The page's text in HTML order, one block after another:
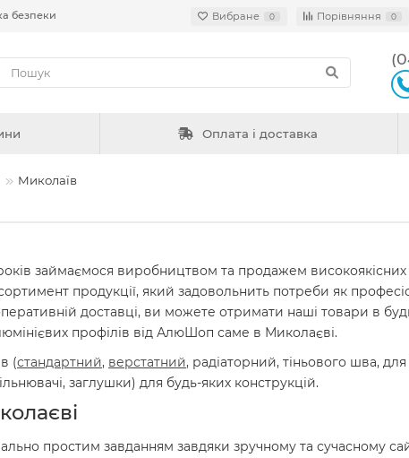
безпеки Вибране 0 Порівняння 0
Оплата і доставка
Mиколаїв
займаємося виробництвом та продажем високоякісних
продукції, який задовольнить потреби як
доставці, ви можете отримати наші товари в
профілів від АлюШоп саме в Миколаєві.
(стандартний, верстатний, радіаторний, тіньового шва,
заглушки) для будь-яких конструкцій.
простим завданням завдяки зручному та сучасному